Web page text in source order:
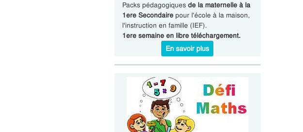
Packs pédagogiques de la maternelle à la
1ere Secondairepour l'école à la maison,
l'instruction en famille (IEF).
1ere semaine en libre téléchargement.
En savoir plus